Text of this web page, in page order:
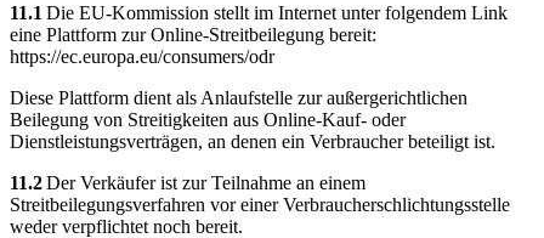
11.1 Die EU-Kommission stellt im Internet unter folgendem Link
eine Plattform zur Online-Streitbeilegung bereit:
https://ec.europa.eu/consumers/odr
Diese Plattform dient als Anlaufstelle zur außergerichtlichen
Beilegung von Streitigkeiten aus Online-Kauf- oder
Dienstleistungsverträgen, an denen ein Verbraucher beteiligt ist.
11.2Der Verkäufer ist zur Teilnahme an einem
Streitbeilegungsverfahren vor einer Verbraucherschlichtungsstelle
weder verpflichtet noch bereit.